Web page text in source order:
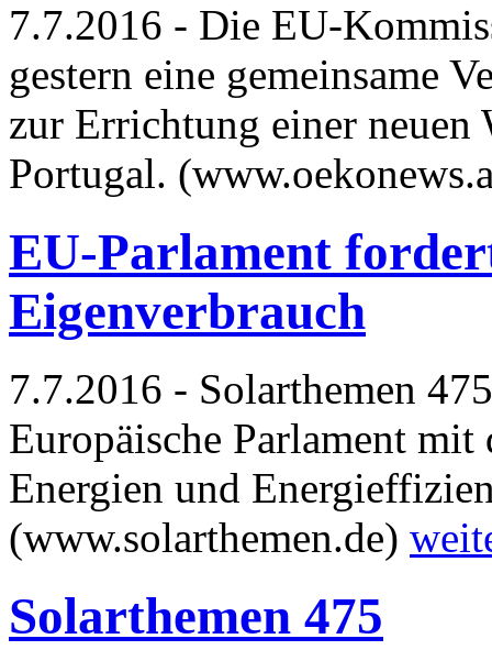
7.7.2016 - Die EU-
gestern eine gemeinsame
zur Errichtung einer neuen
Portugal.
EU-Parlament
Eigenverbrauch
7.7.2016 - Solarthemen
Europäische Par­la­ment
Energien und
(www.solarthemen.de)
Solarthemen 475